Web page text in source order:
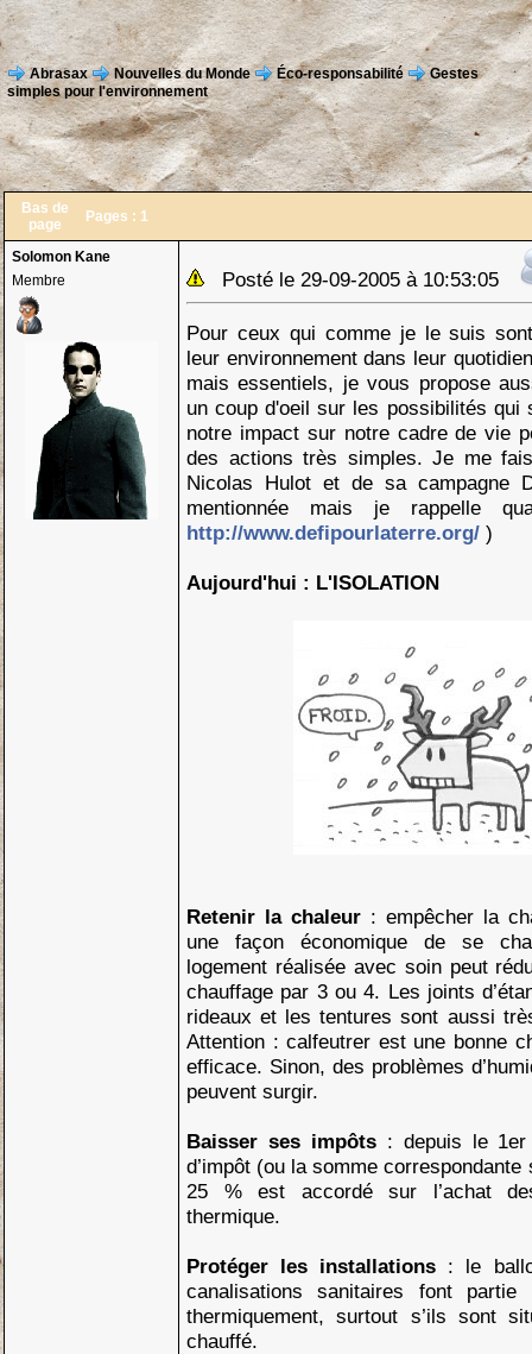
Abrasax Nouvelles du Monde Éco-responsabilité
Gestes
simples pour l'environnement
Bas de
page
Pages : 1
Solomon Kane
Membre
Posté le 29-09-2005 à 10:53:05
Pour ceux qui comme je le suis
leur environnement dans leur
mais essentiels, je vous propose
un coup d'oeil sur les possibilités qui
notre impact sur notre cadre de vie
des actions très simples. Je me
Nicolas Hulot et de sa campagne
mentionnée mais je rappelle
http://www.defipourlaterre.org/ )
Aujourd'hui : L'ISOLATION
Retenir la chaleur : empêcher la
une façon économique de se
logement réalisée avec soin peut
chauffage par 3 ou 4. Les joints
rideaux et les tentures sont aussi
Attention : calfeutrer est une bonne
efficace. Sinon, des problèmes
peuvent surgir.
Baisser ses impôts : depuis le
d’impôt (ou la somme
25 % est accordé sur l’achat
thermique.
Protéger les installations : le
canalisations sanitaires font
thermiquement, surtout s’ils sont
chauffé.